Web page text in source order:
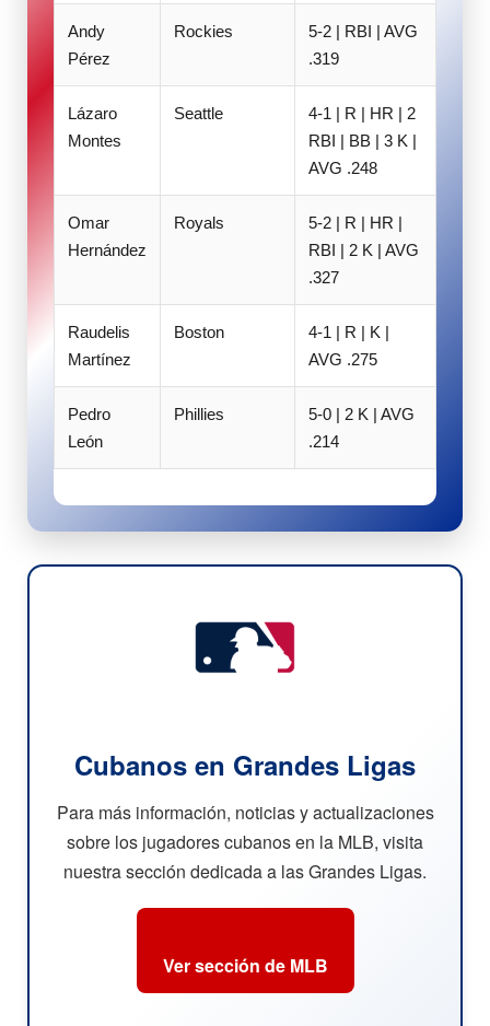
Andy
Pérez
Rockies
5-2 | RBI | AVG
.319
Lázaro
Montes
Seattle
4-1 | R | HR | 2
RBI | BB | 3 K |
AVG .248
Omar
Hernández
Royals
5-2 | R | HR |
RBI | 2 K | AVG
.327
Raudelis
Martínez
Boston
4-1 | R | K |
AVG .275
Pedro
León
Phillies
5-0 | 2 K | AVG
.214
Cubanos en Grandes Ligas
Para más información, noticias y actualizaciones
sobre los jugadores cubanos en la MLB, visita
nuestra sección dedicada a las Grandes Ligas.
Ver sección de MLB